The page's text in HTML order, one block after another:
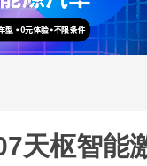
天枢智能